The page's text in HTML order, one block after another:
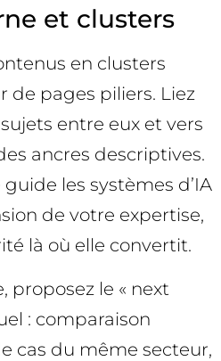
et clusters
en clusters
pages piliers. Liez
entre eux et vers
ancres descriptives.
les systèmes d’IA
de votre expertise,
là où elle convertit.
proposez le « next
: comparaison
cas du même secteur,